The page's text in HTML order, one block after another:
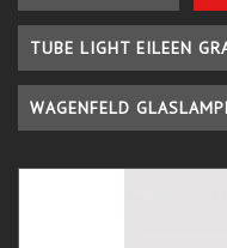
TUBE LIGHT EILEEN
WAGENFELD